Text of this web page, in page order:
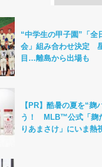
“中学生の甲子園”「全
会」組み合わせ決定
目…離島から出場も
【PR】酷暑の夏を“麹
う！ MLB™公式「麹
りあまさけ」にいま熱